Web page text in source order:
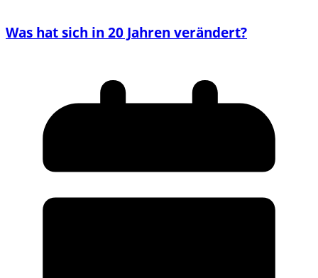
Was hat sich in 20 Jahren verändert?